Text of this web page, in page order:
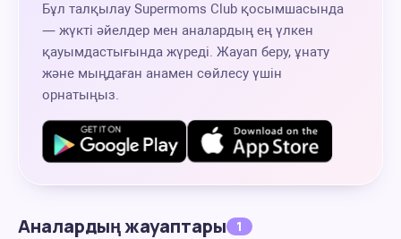
Бұл талқылау Supermoms Club қосымшасында
— жүкті әйелдер мен аналардың ең үлкен
қауымдастығында жүреді. Жауап беру, ұнату
және мыңдаған анамен сөйлесу үшін
орнатыңыз.
Аналардың жауаптары 1